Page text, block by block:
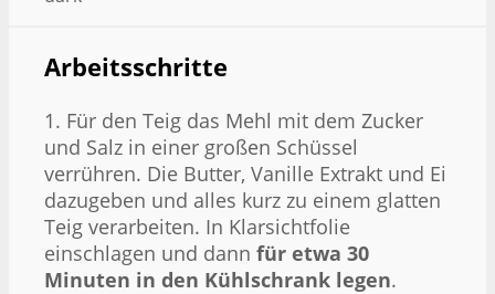
Arbeitsschritte
1. Für den Teig das Mehl mit dem Zucker
und Salz in einer großen Schüssel
verrühren. Die Butter, Vanille Extrakt und Ei
dazugeben und alles kurz zu einem glatten
Teig verarbeiten. In Klarsichtfolie
einschlagen und dann für etwa 30
Minuten in den Kühlschrank legen.